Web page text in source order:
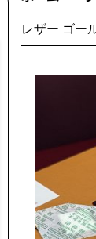
📢 新作入荷
レザー ゴー